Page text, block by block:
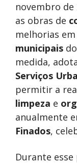
novembro de
as obras de
melhorias
municipais
medida,
Serviços
permitir a
limpeza e
anualmente
Finados,
Durante